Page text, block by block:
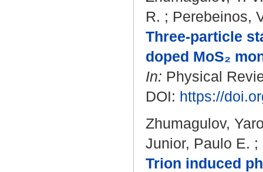
R. ; Perebeinos,
Three-particle
doped MoS₂
In: Physical
DOI: https://
Zhumagulov,
Junior, Paulo E. ;
Trion induced